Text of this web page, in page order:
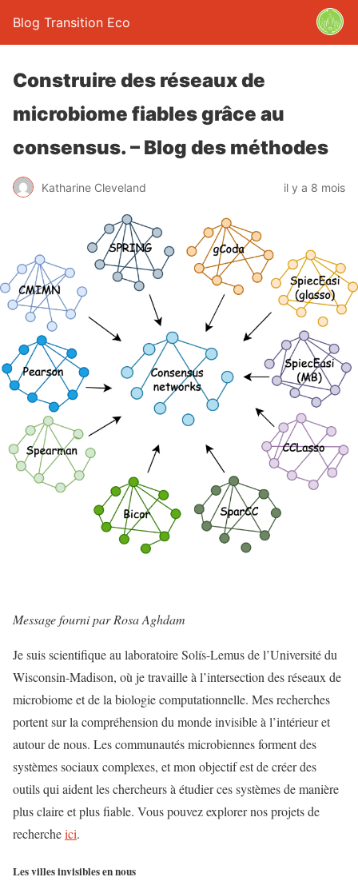
Blog Transition Eco
Construire des réseaux de
microbiome fiables grâce au
consensus. – Blog des méthodes
Katharine Cleveland il y a 8 mois
Message fourni par Rosa Aghdam
Je suis scientifique au laboratoire Solís-Lemus de l’Université du
Wisconsin-Madison, où je travaille à l’intersection des réseaux de
microbiome et de la biologie computationnelle. Mes recherches
portent sur la compréhension du monde invisible à l’intérieur et
autour de nous. Les communautés microbiennes forment des
systèmes sociaux complexes, et mon objectif est de créer des
outils qui aident les chercheurs à étudier ces systèmes de manière
plus claire et plus fiable. Vous pouvez explorer nos projets de
rechercheici.
Les villes invisibles en nous